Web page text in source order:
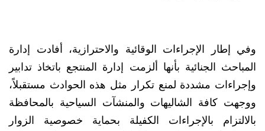
وفي إطار الإجراءات الوقائية والاحترازية، أفادت إدارة
المباحث الجنائية بأنها ألزمت إدارة المنتجع باتخاذ تدابير
وإجراءات مشددة لمنع تكرار مثل هذه الحوادث مستقبلاً،
ووجهت كافة الشاليهات والمنشآت السياحية بالمحافظة
بالالتزام بالإجراءات الكفيلة بحماية خصوصية الزوار